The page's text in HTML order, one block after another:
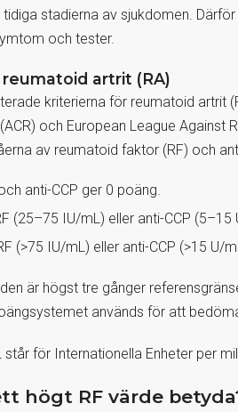
tidiga stadierna av sjukdomen.
och tester.
artrit (RA)
kriterierna för reumatoid artrit
och European League Against
av reumatoid faktor (RF) och
anti-CCP ger 0 poäng.
(25–75 IU/mL) eller anti-CCP (5–15
(>75 IU/mL) eller anti-CCP (>15 U/
är högst tre gånger
används för att
står för Internationella Enheter per
högt RF värde